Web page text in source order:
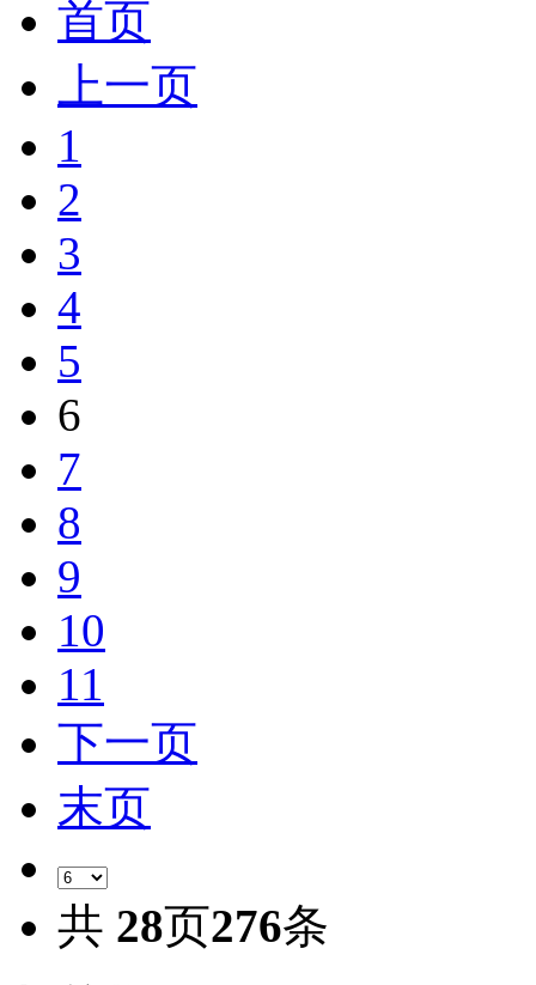
首页
上一页
1
2
3
4
5
6
7
8
9
10
11
下一页
末页
共 28页276条